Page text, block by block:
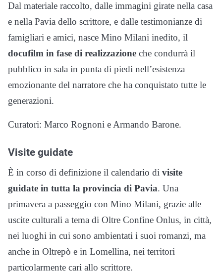
Dal materiale raccolto, dalle immagini girate nella casa
e nella Pavia dello scrittore, e dalle testimonianze di
famigliari e amici, nasce Mino Milani inedito, il
docufilm in fase di realizzazione che condurrà il
pubblico in sala in punta di piedi nell’esistenza
emozionante del narratore che ha conquistato tutte le
generazioni.
Curatori: Marco Rognoni e Armando Barone.
Visite guidate
È in corso di definizione il calendario di visite
guidate in tutta la provincia di Pavia. Una
primavera a passeggio con Mino Milani, grazie alle
uscite culturali a tema di Oltre Confine Onlus, in città,
nei luoghi in cui sono ambientati i suoi romanzi, ma
anche in Oltrepò e in Lomellina, nei territori
particolarmente cari allo scrittore.